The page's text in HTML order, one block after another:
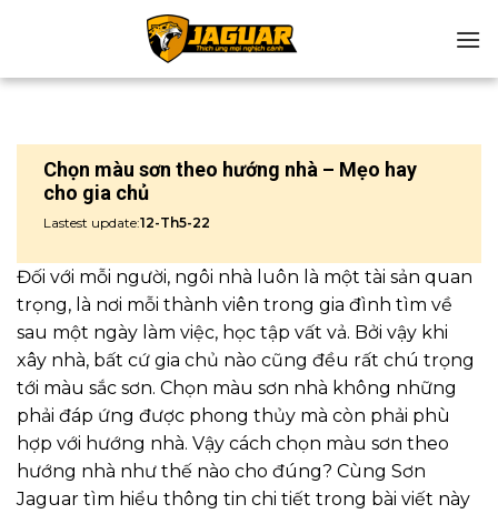
Chọn màu sơn theo hướng nhà – Mẹo hay
cho gia chủ
Lastest update:12-Th5-22
Đối với mỗi người, ngôi nhà luôn là một tài sản quan
trọng, là nơi mỗi thành viên trong gia đình tìm về
sau một ngày làm việc, học tập vất vả. Bởi vậy khi
xây nhà, bất cứ gia chủ nào cũng đều rất chú trọng
tới màu sắc sơn. Chọn màu sơn nhà không những
phải đáp ứng được phong thủy mà còn phải phù
hợp với hướng nhà. Vậy cách chọn màu sơn theo
hướng nhà như thế nào cho đúng? Cùng Sơn
Jaguar tìm hiểu thông tin chi tiết trong bài viết này